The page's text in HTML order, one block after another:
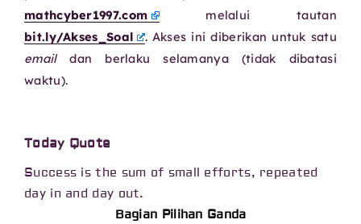
mathcyber1997.com
melalui tautan
bit.ly/Akses_Soal
. Akses ini diberikan untuk satu
emaildan berlaku selamanya (tidak dibatasi
waktu).
Today Quote
Success is the sum of small efforts, repeated
day in and day out.
Bagian Pilihan Ganda